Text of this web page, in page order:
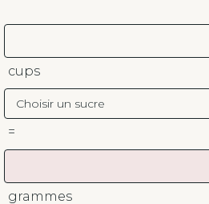
cups
=
grammes